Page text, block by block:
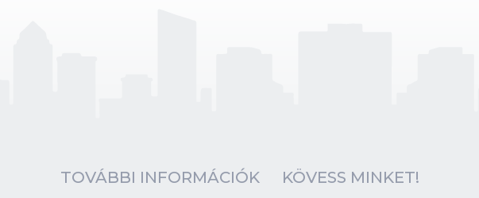
TOVÁBBI INFORMÁCIÓK KÖVESS MINKET!